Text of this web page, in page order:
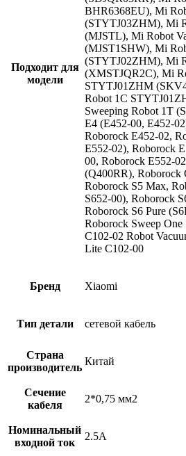
Подходит для
модели
ВHR6368ЕU), Mi
(STYTJ03ZHM), Mi
(MJSTL), Mi Robot
(MJST1SHW), Mi
(STYTJ02ZHM), Mi
(XMSTJQR2C), Mi
STYTJ01ZHM
Robot 1C
Sweeping Robot 1T
E4 (E452-00, E452-
Roborock E452-02,
E552-02), Roborock
00, Roborock E552-
(Q400RR), Roborock
Roborock S5 Max,
S652-00), Roborock
Roborock S6 Pure
Roborock Sweep
C102-02 Robot
Lite C102-00
Бренд Xiaomi
Тип детали сетевой кабель
Страна
производитель
Китай
Сечение
кабеля
2*0,75 мм2
Номинальный
входной ток
2.5А